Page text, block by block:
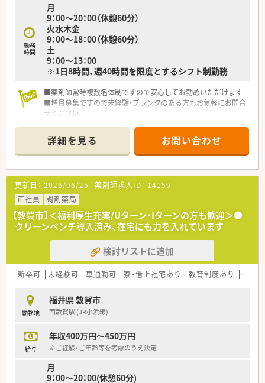
勤務
時間
月
9：00～20：00（休憩60分）
火水木金
9：00～18：00（休憩60分）
土
9：00～13：00
※1日8時間、週40時間を限度とするシフト制勤務
■薬剤師常時複数名体制ですので安心してお勤めいただけます
■増員募集ですので未経験・ブランクのある方もお気軽にお問合
せください
詳細を見る お問い合わせ
更新日： 2026/06/25 薬剤師求人ID： 14159
正社員
調剤薬局
【敦賀市】＜福利厚生充実/Uターン・Iターンの方も歓迎＞●
クリーンベンチ導入済み、在宅にも力を入れています
検討リストに追加
新卒可 未経験可 車通勤可 寮・借上社宅あり 教育制度あり シフ
勤務地
福井県 敦賀市
西敦賀駅 (JR小浜線)
給与
年収400万円～450万円
※ご経験・ご年齢等を考慮のうえ決定
月
9：00～20：00(休憩60分)